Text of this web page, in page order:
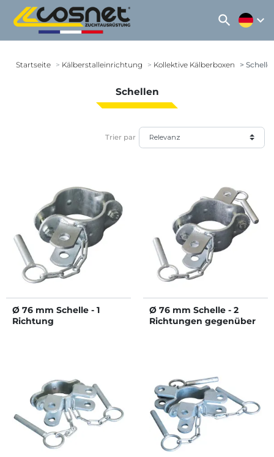
search expand_more
Startseite Kälberstalleinrichtung Kollektive Kälberboxen
Schellen
Trier par
Ø 76 mm Schelle - 1
Richtung
Ø 76 mm Schelle - 2
Richtungen gegenüber